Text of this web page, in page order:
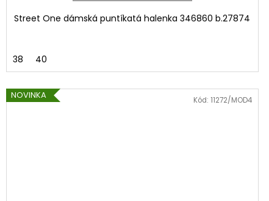
Street One dámská puntíkatá halenka 346860 b.27874
38 40
NOVINKA Kód:11272/MOD4